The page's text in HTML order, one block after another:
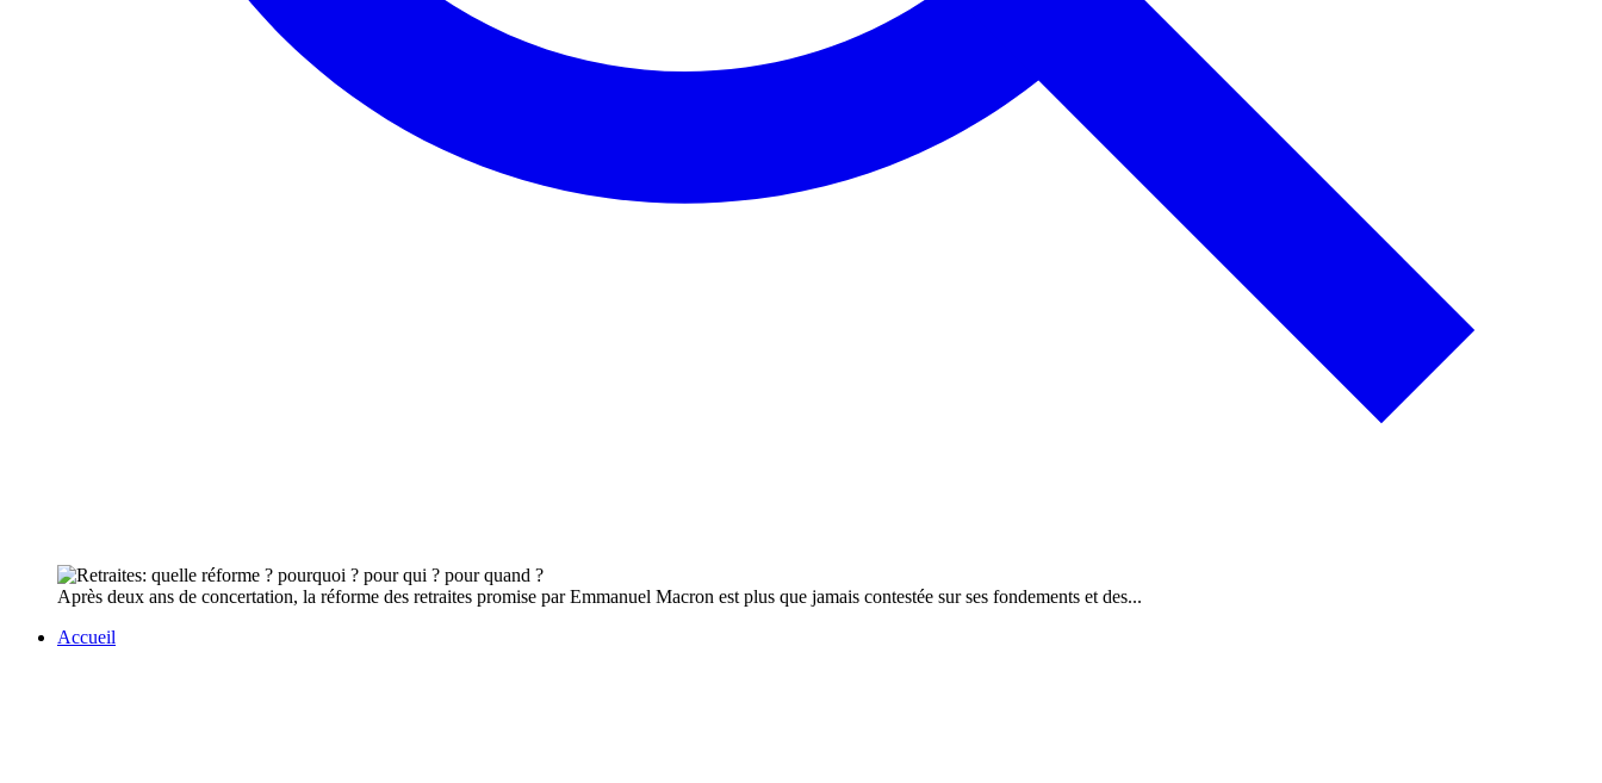
Après deux ans de concertation, la réforme des retraites promise par Emmanuel Macron est plus que jamais contestée sur ses fondements et des...
Accueil